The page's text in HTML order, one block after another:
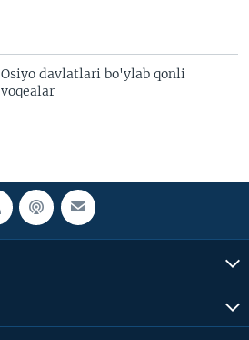
Osiyo davlatlari bo'ylab qonli
voqealar